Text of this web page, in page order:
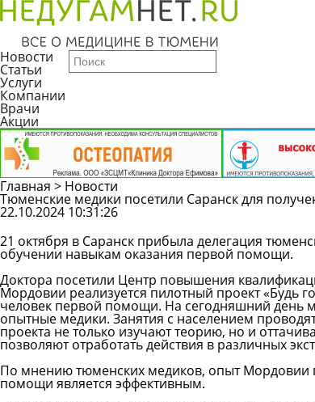
Новости
Статьи
Услуги
Компании
Врачи
Акции
Главная > Новости
Тюменские медики посетили Саранск для
22.10.2024 10:31:26
21 октября в Саранск прибыла делегация
обучении навыкам оказания первой помощи.
Доктора посетили Центр повышения
Мордовии реализуется пилотный проект «Будь
человек первой помощи. На сегодняшний день
опытные медики. Занятия с населением
проекта не только изучают теорию, но и
позволяют отработать действия в различных
По мнению тюменских медиков, опыт Мордовии
помощи является эффективным.